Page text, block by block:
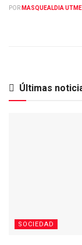
POR MASQUEALDIA
Últimas
SOCIEDAD